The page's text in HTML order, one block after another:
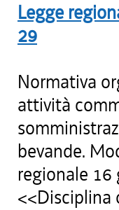
Legge
29
Normativa
attività
bevande.
regionale 16
<<Disciplina